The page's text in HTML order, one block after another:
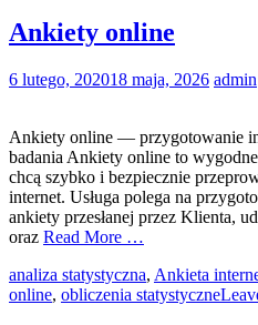
Ankiety online
6 lutego, 202018 maja, 2026 admin
Ankiety online — przygotowanie
badania Ankiety online to
chcą szybko i bezpiecznie
internet. Usługa polega na
ankiety przesłanej przez Klienta,
oraz Read More …
analiza statystyczna, Ankieta
online, obliczenia statystyczne